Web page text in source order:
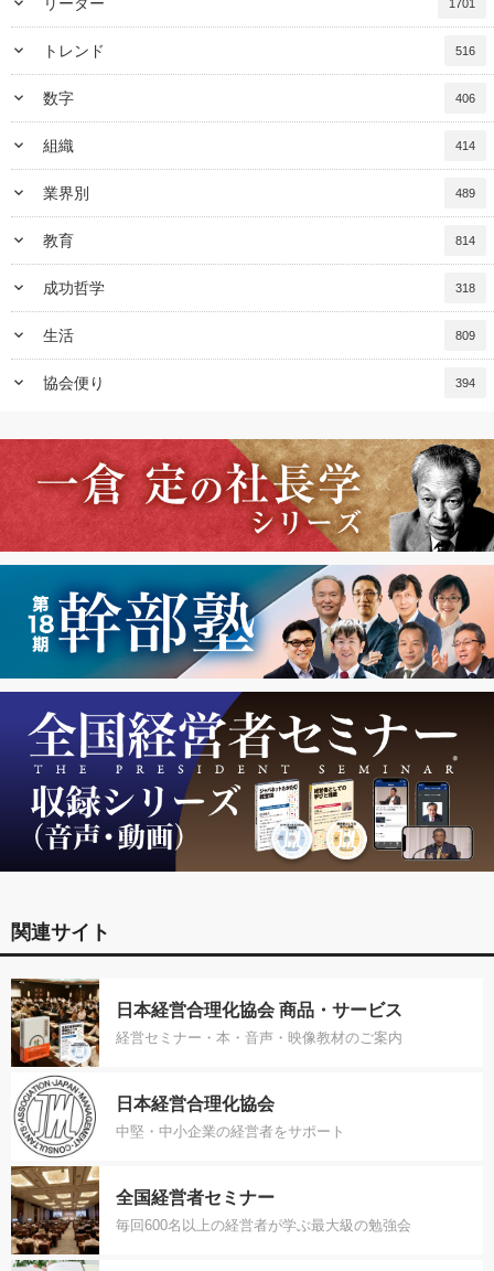
1701
keyboard_arrow_down トレンド 516
keyboard_arrow_down 数字 406
keyboard_arrow_down 組織 414
keyboard_arrow_down 業界別 489
keyboard_arrow_down 教育 814
keyboard_arrow_down 成功哲学 318
keyboard_arrow_down 生活 809
keyboard_arrow_down 協会便り 394
関連サイト
日本経営合理化協会 商品・サービス
経営セミナー・本・音声・映像教材のご案内
日本経営合理化協会
中堅・中小企業の経営者をサポート
全国経営者セミナー
毎回600名以上の経営者が学ぶ最大級の勉強会